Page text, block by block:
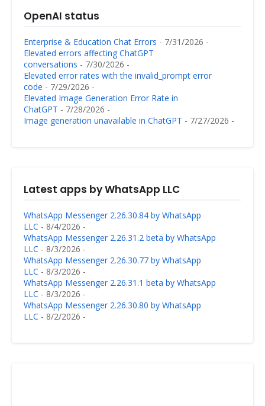
OpenAI status
Enterprise & Education Chat Errors - 7/31/2026 -
Elevated errors affecting ChatGPT
conversations - 7/30/2026 -
Elevated error rates with the invalid_prompt error
code - 7/29/2026 -
Elevated Image Generation Error Rate in
ChatGPT - 7/28/2026 -
Image generation unavailable in ChatGPT - 7/27/2026 -
Latest apps by WhatsApp LLC
WhatsApp Messenger 2.26.30.84 by WhatsApp
LLC - 8/4/2026 -
WhatsApp Messenger 2.26.31.2 beta by WhatsApp
LLC - 8/3/2026 -
WhatsApp Messenger 2.26.30.77 by WhatsApp
LLC - 8/3/2026 -
WhatsApp Messenger 2.26.31.1 beta by WhatsApp
LLC - 8/3/2026 -
WhatsApp Messenger 2.26.30.80 by WhatsApp
LLC - 8/2/2026 -